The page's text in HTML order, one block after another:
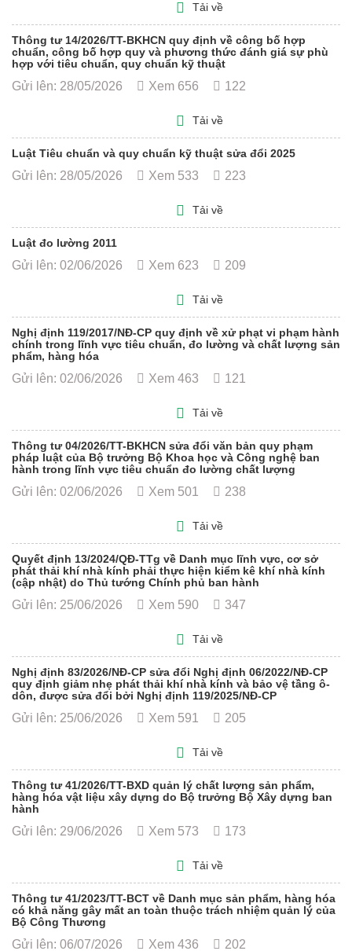
Tải về
Thông tư 14/2026/TT-BKHCN quy định về công bố hợp
chuẩn, công bố hợp quy và phương thức đánh giá sự phù
hợp với tiêu chuẩn, quy chuẩn kỹ thuật
Gửi lên: 28/05/2026 Xem 656 122
Tải về
Luật Tiêu chuẩn và quy chuẩn kỹ thuật sửa đổi 2025
Gửi lên: 28/05/2026 Xem 533 223
Tải về
Luật đo lường 2011
Gửi lên: 02/06/2026 Xem 623 209
Tải về
Nghị định 119/2017/NĐ-CP quy định về xử phạt vi phạm hành
chính trong lĩnh vực tiêu chuẩn, đo lường và chất lượng sản
phẩm, hàng hóa
Gửi lên: 02/06/2026 Xem 463 121
Tải về
Thông tư 04/2026/TT-BKHCN sửa đổi văn bản quy phạm
pháp luật của Bộ trưởng Bộ Khoa học và Công nghệ ban
hành trong lĩnh vực tiêu chuẩn đo lường chất lượng
Gửi lên: 02/06/2026 Xem 501 238
Tải về
Quyết định 13/2024/QĐ-TTg về Danh mục lĩnh vực, cơ sở
phát thải khí nhà kính phải thực hiện kiểm kê khí nhà kính
(cập nhật) do Thủ tướng Chính phủ ban hành
Gửi lên: 25/06/2026 Xem 590 347
Tải về
Nghị định 83/2026/NĐ-CP sửa đổi Nghị định 06/2022/NĐ-CP
quy định giảm nhẹ phát thải khí nhà kính và bảo vệ tầng ô-
dôn, được sửa đổi bởi Nghị định 119/2025/NĐ-CP
Gửi lên: 25/06/2026 Xem 591 205
Tải về
Thông tư 41/2026/TT-BXD quản lý chất lượng sản phẩm,
hàng hóa vật liệu xây dựng do Bộ trưởng Bộ Xây dựng ban
hành
Gửi lên: 29/06/2026 Xem 573 173
Tải về
Thông tư 41/2023/TT-BCT về Danh mục sản phẩm, hàng hóa
có khả năng gây mất an toàn thuộc trách nhiệm quản lý của
Bộ Công Thương
Gửi lên: 06/07/2026 Xem 436 202